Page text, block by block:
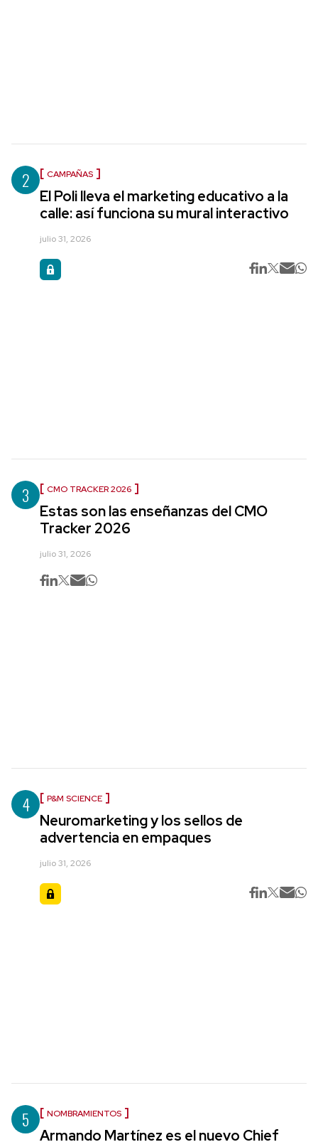
2 CAMPAÑAS
El Poli lleva el marketing educativo a la
calle: así funciona su mural interactivo
julio 31, 2026
3 CMO TRACKER 2026
Estas son las enseñanzas del CMO
Tracker 2026
julio 31, 2026
4 P&M SCIENCE
Neuromarketing y los sellos de
advertencia en empaques
julio 31, 2026
5 NOMBRAMIENTOS
Armando Martínez es el nuevo Chief